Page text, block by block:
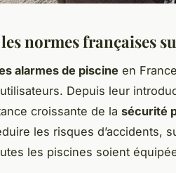
normes françaises
alarmes de piscine en
Depuis leur
croissante de la sécurité
les risques d’accidents,
les piscines soient